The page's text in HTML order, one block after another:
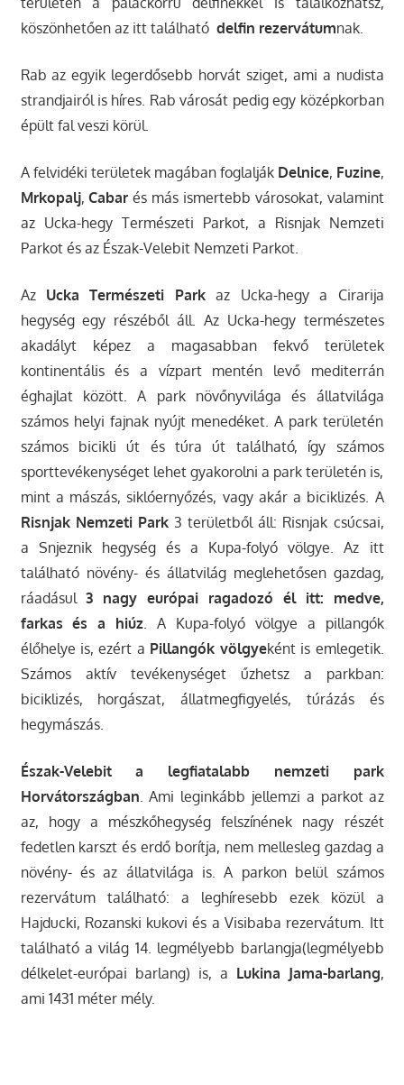
köszönhetően az itt található delfin rezervátumnak.
Rab az egyik legerdősebb horvát sziget, ami a nudista
strandjairól is híres. Rab városát pedig egy középkorban
épült fal veszi körül.
A felvidéki területek magában foglalják Delnice, Fuzine,
Mrkopalj,Cabar és más ismertebb városokat, valamint
az Ucka-hegy Természeti Parkot, a Risnjak Nemzeti
Parkot és az Észak-Velebit Nemzeti Parkot.
Az Ucka Természeti Parkaz Ucka-hegy a Cirarija
hegység egy részéből áll. Az Ucka-hegy természetes
akadályt képez a magasabban fekvő területek
kontinentális és a vízpart mentén levő mediterrán
éghajlat között. A park növőnyvilága és állatvilága
számos helyi fajnak nyújt menedéket. A park területén
számos bicikli út és túra út található, így számos
sporttevékenységet lehet gyakorolni a park területén is,
mint a mászás, siklóernyőzés, vagy akár a biciklizés. A
Risnjak Nemzeti Park3 területből áll: Risnjak csúcsai,
a Snjeznik hegység és a Kupa-folyó völgye. Az itt
található növény- és állatvilág meglehetősen gazdag,
ráadásul3 nagy európai ragadozó él itt: medve,
farkas és a hiúz . A Kupa-folyó völgye a pillangók
élőhelye is, ezért a Pillangók völgyeként is emlegetik.
Számos aktív tevékenységet űzhetsz a parkban:
biciklizés, horgászat, állatmegfigyelés, túrázás és
hegymászás.
Észak-Velebit a legfiatalabb nemzeti park
Horvátországban . Ami leginkább jellemzi a parkot az
az, hogy a mészkőhegység felszínének nagy részét
fedetlen karszt és erdő borítja, nem mellesleg gazdag a
növény- és az állatvilága is. A parkon belül számos
rezervátum található: a leghíresebb ezek közül a
Hajducki, Rozanski kukovi és a Visibaba rezervátum. Itt
található a világ 14. legmélyebb barlangja(legmélyebb
délkelet-európai barlang) is, a Lukina Jama-barlang,
ami 1431 méter mély.